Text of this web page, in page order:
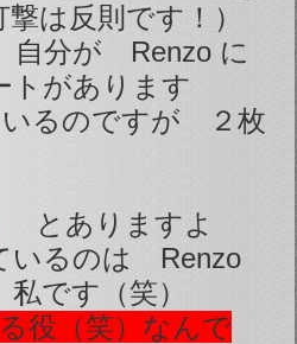
は反則です！）
自分が Renzo に
トがあります
るのですが ２枚
とありますよ
るのは Renzo
です（笑）
役（笑）なんで